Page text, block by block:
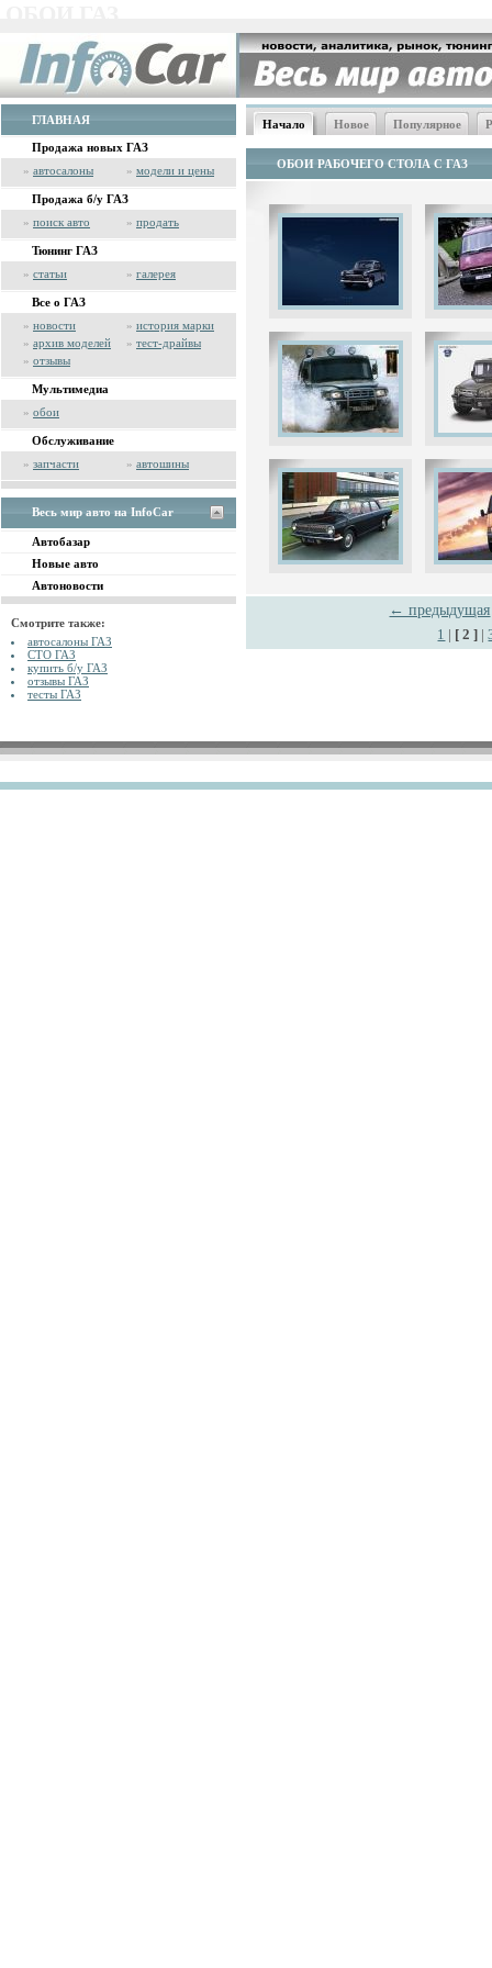
ГЛАВНАЯ
Продажа новых ГАЗ
» автосалоны » модели и цены
Продажа б/у ГАЗ
» поиск авто » продать
Тюнинг ГАЗ
» статьи » галерея
Все о ГАЗ
» новости » история марки
» архив моделей » тест-драйвы
» отзывы
Мультимедиа
» обои
Обслуживание
» запчасти » автошины
Весь мир авто на InfoCar
Автобазар
Новые авто
Автоновости
Смотрите также:
автосалоны ГАЗ
СТО ГАЗ
купить б/у ГАЗ
отзывы ГАЗ
тесты ГАЗ
Начало Новое Популярное
ОБОИ РАБОЧЕГО СТОЛА С ГАЗ
← предыдущая
1 | [ 2 ] |